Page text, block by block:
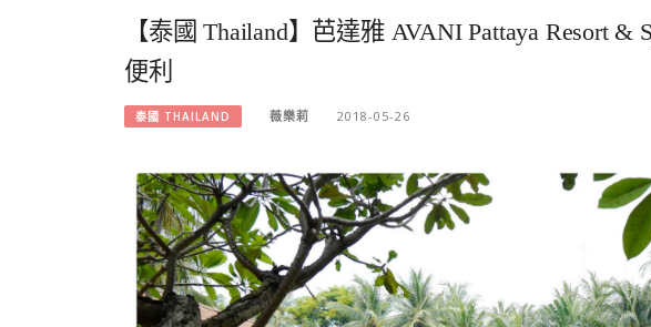
【泰國 Thailand】芭達雅 AVANI Pattaya Resort
便利
泰國 THAILAND 薇樂莉 2018-05-26